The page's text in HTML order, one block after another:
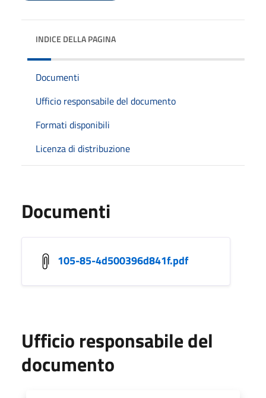
INDICE DELLA PAGINA
Documenti
Ufficio responsabile del documento
Formati disponibili
Licenza di distribuzione
Documenti
105-85-4d500396d841f.pdf
Ufficio responsabile del
documento